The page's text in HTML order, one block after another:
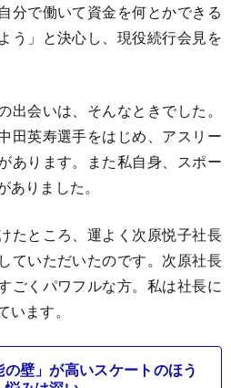
分で働いて資金を何とかできる
う」と決心し、現役続行会見を
会いは、そんなときでした。
田英寿選手をはじめ、アスリー
あります。また私自身、スポー
りました。
たところ、運よく次原悦子社長
ていただいたのです。次原社長
ごくパワフルな方。私は社長に
ます。
壁」が高いスケートのほう